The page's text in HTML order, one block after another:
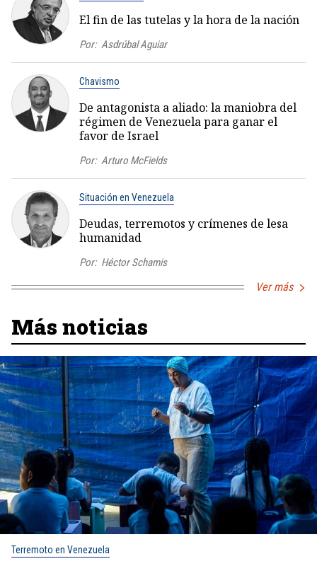
El fin de las tutelas y la hora de la nación
Por: Asdrúbal Aguiar
Chavismo
De antagonista a aliado: la maniobra del
régimen de Venezuela para ganar el
favor de Israel
Por: Arturo McFields
Situación en Venezuela
Deudas, terremotos y crímenes de lesa
humanidad
Por: Héctor Schamis
Ver más
Más noticias
Terremoto en Venezuela